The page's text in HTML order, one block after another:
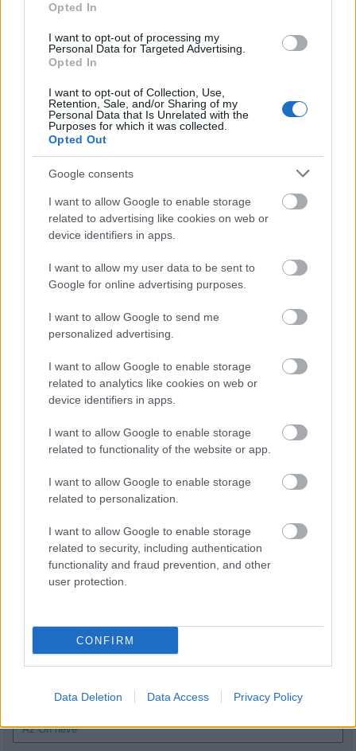
Opted In
I want to opt-out of processing my
Personal Data for Targeted Advertising.
Opted In
I want to opt-out of Collection, Use,
Retention, Sale, and/or Sharing of my
Personal Data that Is Unrelated with the
Purposes for which it was collected.
Opted Out
Google consents
I want to allow Google to enable storage
related to advertising like cookies on web or
device identifiers in apps.
I want to allow my user data to be sent to
Google for online advertising purposes.
I want to allow Google to send me
personalized advertising.
I want to allow Google to enable storage
related to analytics like cookies on web or
device identifiers in apps.
I want to allow Google to enable storage
related to functionality of the website or app.
I want to allow Google to enable storage
related to personalization.
I want to allow Google to enable storage
related to security, including authentication
functionality and fraud prevention, and other
user protection.
CONFIRM
Data Deletion Data Access Privacy Policy
Fáklyafényben tárul fel Székesfehérvár történelmi
belvárosa
Helyi hírek
Harmonia Albensis: négy nyári koncerttel tölti meg
Székesfehérvár templomait
Helyi hírek
Ezzel a beruházással a Székesfehérvár-Balaton vasúti
szakasz is szintet lép